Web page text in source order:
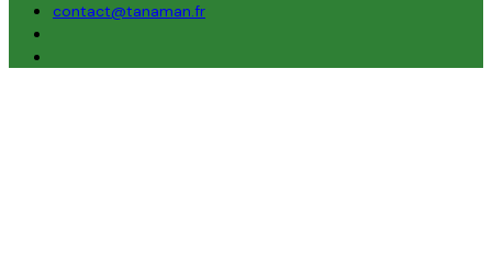
contact@tanaman.fr